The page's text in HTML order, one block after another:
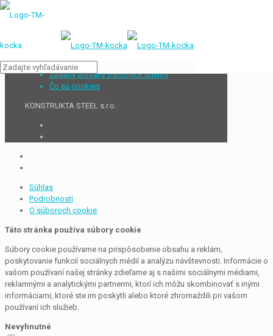
Zásady ochrany osobných údajov
Čo sú cookies
KONSTRUKTA STEEL s.r.o.
Súhlas
Podrobnosti
O súboroch cookie
Táto stránka používa súbory cookie
Súbory cookie používame na prispôsobenie obsahu a reklám,
poskytovanie funkcií sociálnych médií a analýzu návštevnosti. Informácie o
vašom používaní našej stránky zdieľame aj s našimi sociálnymi médiami,
reklamnými a analytickými partnermi, ktorí ich môžu skombinovať s inými
informáciami, ktoré ste im poskytli alebo ktoré zhromaždili pri vašom
používaní ich služieb.
Nevyhnutné